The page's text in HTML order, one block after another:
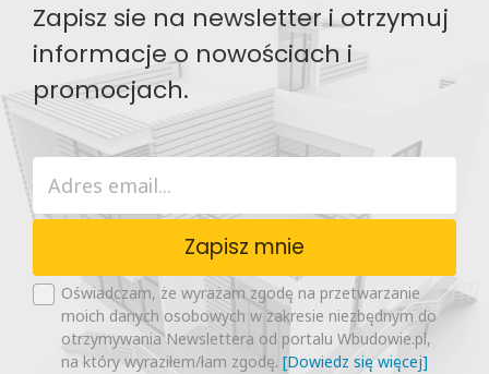
Zapisz sie na newsletter i otrzymuj
informacje o nowościach i
promocjach.
Zapisz mnie
Oświadczam, że wyrażam zgodę na przetwarzanie
moich danych osobowych w zakresie niezbędnym do
otrzymywania Newslettera od portalu Wbudowie.pl,
na który wyraziłem/łam zgodę. [Dowiedz się więcej]